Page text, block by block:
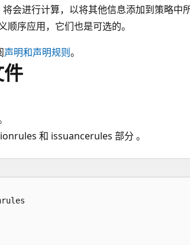
会进行计算，以将其他信息添加到策略中
顺序应用，它们也是可选的。
声明和声明规则。
和 issuancerules 部分 。